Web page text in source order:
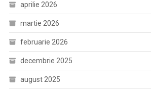
aprilie 2026
martie 2026
februarie 2026
decembrie 2025
august 2025